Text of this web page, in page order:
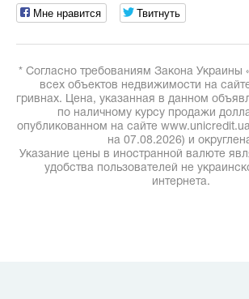
Мне нравится Твитнуть
* Согласно требованиям Закона Украины
всех объектов недвижимости на
гривнах. Цена, указанная в данном
по наличному курсу продажи
опубликованном на сайте
на 07.08.2026) и
Указание цены в иностранной валюте
удобства пользователей не
интернета.